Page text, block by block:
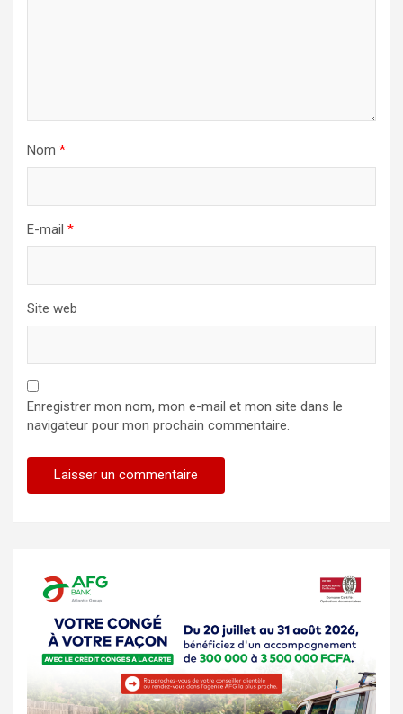
Nom *
E-mail *
Site web
Enregistrer mon nom, mon e-mail et mon site dans le
navigateur pour mon prochain commentaire.